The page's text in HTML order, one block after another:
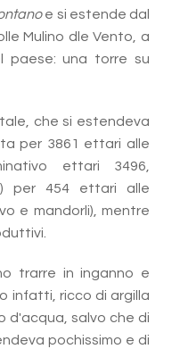
e si estende dal
Mulino dle Vento, a
paese: una torre su
che si estendeva
per 3861 ettari alle
ettari 3496,
per 454 ettari alle
e mandorli), mentre
trarre in inganno e
infatti, ricco di argilla
d'acqua, salvo che di
pochissimo e di